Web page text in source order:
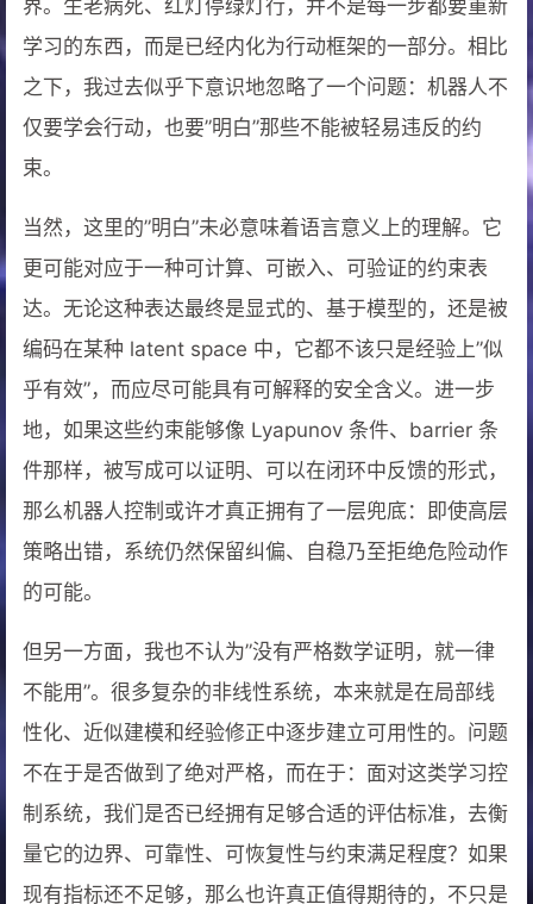
界。生老病死、红灯停绿灯行，并不是每一步都要重新
学习的东西，而是已经内化为行动框架的一部分。相比
之下，我过去似乎下意识地忽略了一个问题：机器人不
仅要学会行动，也要”明白”那些不能被轻易违反的约
束。
当然，这里的”明白”未必意味着语言意义上的理解。它
更可能对应于一种可计算、可嵌入、可验证的约束表
达。无论这种表达最终是显式的、基于模型的，还是被
编码在某种 latent space 中，它都不该只是经验上”似
乎有效”，而应尽可能具有可解释的安全含义。进一步
地，如果这些约束能够像 Lyapunov 条件、barrier 条
件那样，被写成可以证明、可以在闭环中反馈的形式，
那么机器人控制或许才真正拥有了一层兜底：即使高层
策略出错，系统仍然保留纠偏、自稳乃至拒绝危险动作
的可能。
但另一方面，我也不认为”没有严格数学证明，就一律
不能用”。很多复杂的非线性系统，本来就是在局部线
性化、近似建模和经验修正中逐步建立可用性的。问题
不在于是否做到了绝对严格，而在于：面对这类学习控
制系统，我们是否已经拥有足够合适的评估标准，去衡
量它的边界、可靠性、可恢复性与约束满足程度？如果
现有指标还不足够，那么也许真正值得期待的，不只是